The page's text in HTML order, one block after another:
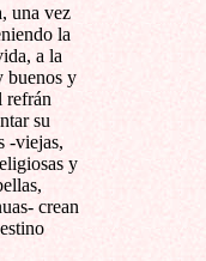
una vez
la
a la
buenos y
refrán
su
-viejas,
y
crean